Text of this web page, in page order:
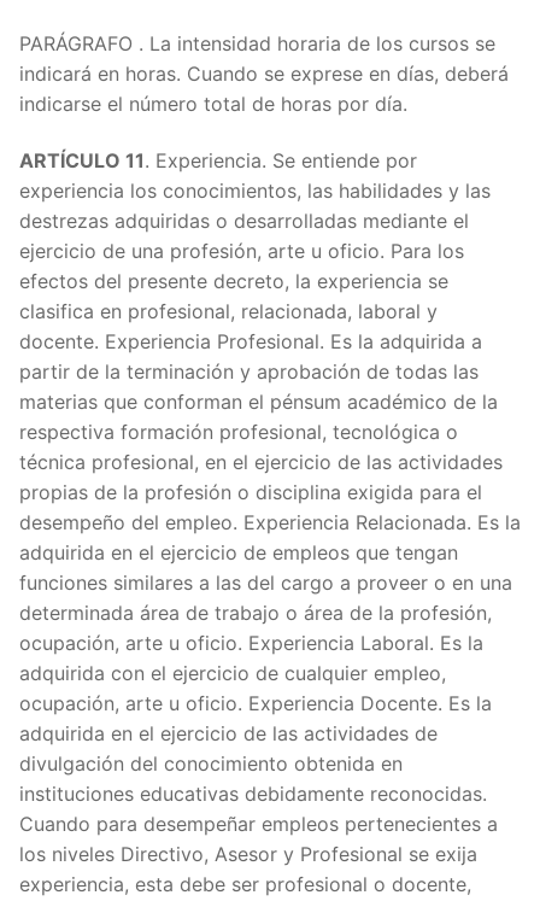
PARÁGRAFO . La intensidad horaria de los cursos se
indicará en horas. Cuando se exprese en días, deberá
indicarse el número total de horas por día.
ARTÍCULO 11. Experiencia. Se entiende por
experiencia los conocimientos, las habilidades y las
destrezas adquiridas o desarrolladas mediante el
ejercicio de una profesión, arte u oficio. Para los
efectos del presente decreto, la experiencia se
clasifica en profesional, relacionada, laboral y
docente. Experiencia Profesional. Es la adquirida a
partir de la terminación y aprobación de todas las
materias que conforman el pénsum académico de la
respectiva formación profesional, tecnológica o
técnica profesional, en el ejercicio de las actividades
propias de la profesión o disciplina exigida para el
desempeño del empleo. Experiencia Relacionada. Es la
adquirida en el ejercicio de empleos que tengan
funciones similares a las del cargo a proveer o en una
determinada área de trabajo o área de la profesión,
ocupación, arte u oficio. Experiencia Laboral. Es la
adquirida con el ejercicio de cualquier empleo,
ocupación, arte u oficio. Experiencia Docente. Es la
adquirida en el ejercicio de las actividades de
divulgación del conocimiento obtenida en
instituciones educativas debidamente reconocidas.
Cuando para desempeñar empleos pertenecientes a
los niveles Directivo, Asesor y Profesional se exija
experiencia, esta debe ser profesional o docente,